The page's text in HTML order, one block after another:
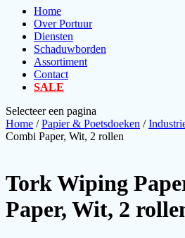
Home
Over Portuur
Diensten
Schaduwborden
Assortiment
Contact
SALE
Selecteer een pagina
Home /Papier & Poetsdoeken /
Combi Paper, Wit, 2 rollen
Tork Wiping
Paper, Wit, 2